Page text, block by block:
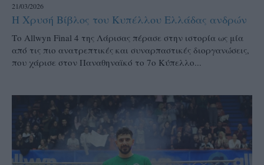
21/03/2026
Η Χρυσή Βίβλος του Κυπέλλου Ελλάδας ανδρών
Το Allwyn Final 4 της Λάρισας πέρασε στην ιστορία ως μία
από τις πιο ανατρεπτικές και συναρπαστικές διοργανώσεις,
που χάρισε στον Παναθηναϊκό το 7ο Κύπελλο...